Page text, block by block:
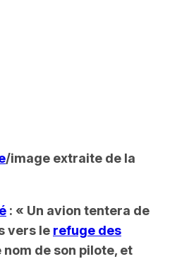
/image extraite de la
: « Un avion tentera de
vers le refuge des
de son pilote, et